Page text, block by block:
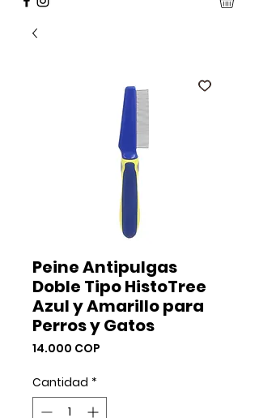
Peine Antipulgas
Doble Tipo HistoTree
Azul y Amarillo para
Perros y Gatos
14.000 COP
Cantidad *